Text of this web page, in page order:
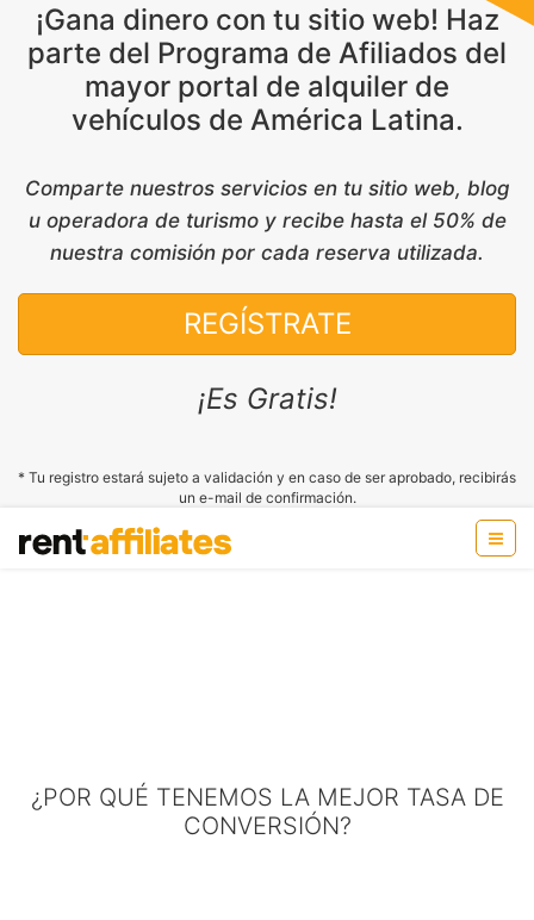
¡Gana dinero con tu sitio web! Haz
parte del Programa de Afiliados del
mayor portal de alquiler de
vehículos de América Latina.
Comparte nuestros servicios en tu sitio web, blog
u operadora de turismo y recibe hasta el 50% de
nuestra comisión por cada reserva utilizada.
REGÍSTRATE
¡Es Gratis!
* Tu registro estará sujeto a validación y en caso de ser aprobado, recibirás
un e-mail de confirmación.
¿POR QUÉ TENEMOS LA MEJOR TASA DE
CONVERSIÓN?